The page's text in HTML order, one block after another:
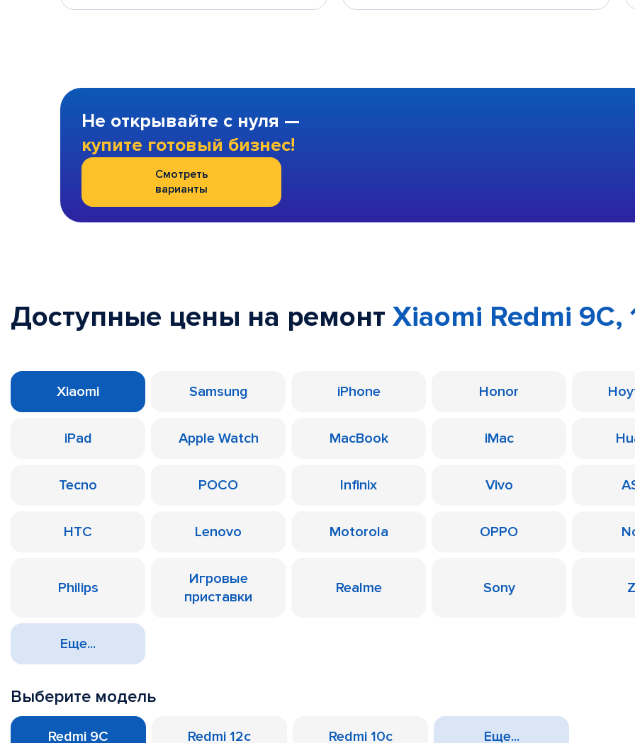
Не открывайте с нуля —
купите готовый бизнес!
Смотреть
варианты
Доступные цены на ремонт Xiaomi Redmi 9C,
Xiaomi Samsung iPhone Honor
iPad Apple Watch MacBook iMac
Tecno POCO Infinix Vivo
HTC Lenovo Motorola OPPO
Philips
Игровые
приставки
Realme Sony
Еще...
Выберите модель
Redmi 9C Redmi 12c Redmi 10c Еще...